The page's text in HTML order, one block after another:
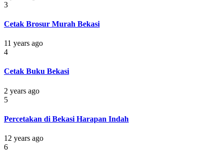
3
Cetak Brosur Murah Bekasi
11 years ago
4
Cetak Buku Bekasi
2 years ago
5
Percetakan di Bekasi Harapan Indah
12 years ago
6